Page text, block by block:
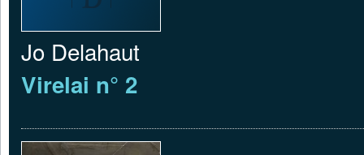
Jo Delahaut
Virelai n° 2